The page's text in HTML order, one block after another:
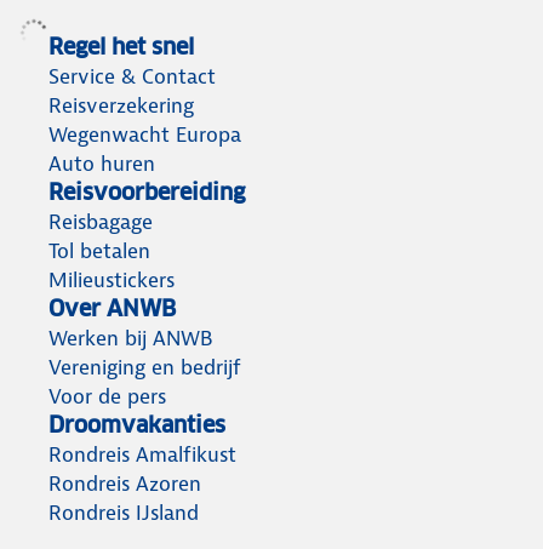
Regel het snel
Service & Contact
Reisverzekering
Wegenwacht Europa
Auto huren
Reisvoorbereiding
Reisbagage
Tol betalen
Milieustickers
Over ANWB
Werken bij ANWB
Vereniging en bedrijf
Voor de pers
Droomvakanties
Rondreis Amalfikust
Rondreis Azoren
Rondreis IJsland